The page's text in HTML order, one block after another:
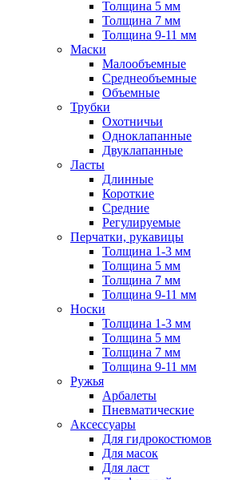
Толщина 5 мм
Толщина 7 мм
Толщина 9-11 мм
Маски
Малообъемные
Среднеобъемные
Объемные
Трубки
Охотничьи
Одноклапанные
Двуклапанные
Ласты
Длинные
Короткие
Средние
Регулируемые
Перчатки, рукавицы
Толщина 1-3 мм
Толщина 5 мм
Толщина 7 мм
Толщина 9-11 мм
Носки
Толщина 1-3 мм
Толщина 5 мм
Толщина 7 мм
Толщина 9-11 мм
Ружья
Арбалеты
Пневматические
Аксессуары
Для гидрокостюмов
Для масок
Для ласт